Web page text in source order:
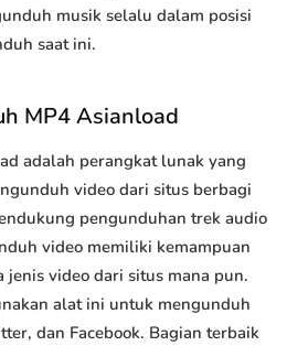
musik selalu dalam posisi
saat ini.
MP4 Asianload
adalah perangkat lunak yang
video dari situs berbagi
pengunduhan trek audio
video memiliki kemampuan
video dari situs mana pun.
alat ini untuk mengunduh
dan Facebook. Bagian terbaik